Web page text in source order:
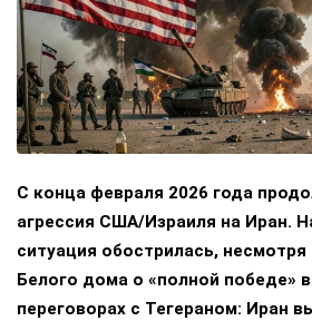
С конца февраля 2026 года
агрессия США/Израиля на Иран.
ситуация обострилась, несмотря
Белого дома о «полной победе»
переговорах с Тегераном: Иран